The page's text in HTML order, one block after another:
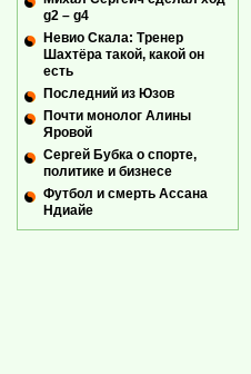
g2 – g4
Невио Скала: Тренер
Шахтёра такой, какой он
есть
Последний из Юзов
Почти монолог Алины
Яровой
Сергей Бубка о спорте,
политике и бизнесе
Футбол и смерть Ассана
Ндиайе